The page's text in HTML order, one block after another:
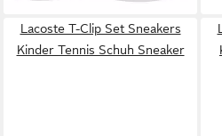
Lacoste T-Clip Set Sneakers
Kinder Tennis Schuh Sneaker